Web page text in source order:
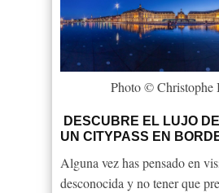
Photo © Christophe
DESCUBRE EL LUJO
UN CITYPASS EN
Alguna vez has pensado en
desconocida y no tener que